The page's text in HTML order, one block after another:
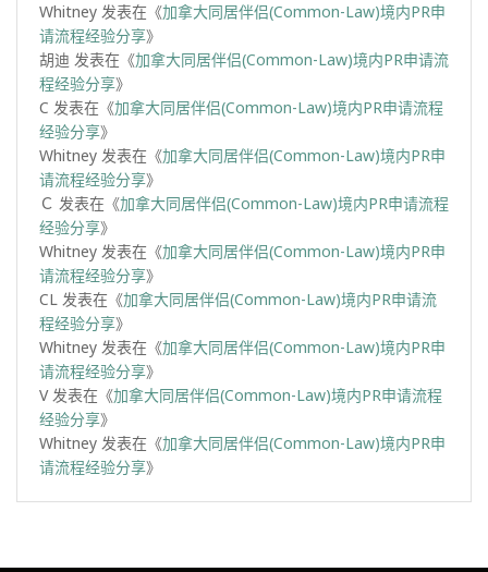
Whitney 发表在《加拿大同居伴侣(Common-Law)境内PR申
请流程经验分享》
胡迪 发表在《加拿大同居伴侣(Common-Law)境内PR申请流
程经验分享》
C 发表在《加拿大同居伴侣(Common-Law)境内PR申请流程
经验分享》
Whitney 发表在《加拿大同居伴侣(Common-Law)境内PR申
请流程经验分享》
Ｃ 发表在《加拿大同居伴侣(Common-Law)境内PR申请流程
经验分享》
Whitney 发表在《加拿大同居伴侣(Common-Law)境内PR申
请流程经验分享》
CL 发表在《加拿大同居伴侣(Common-Law)境内PR申请流
程经验分享》
Whitney 发表在《加拿大同居伴侣(Common-Law)境内PR申
请流程经验分享》
V发表在《加拿大同居伴侣(Common-Law)境内PR申请流程
经验分享》
Whitney 发表在《加拿大同居伴侣(Common-Law)境内PR申
请流程经验分享》